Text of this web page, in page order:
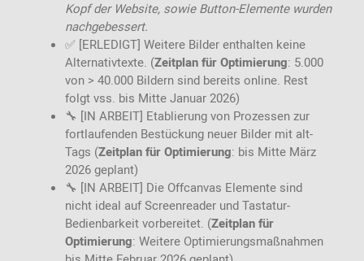
Kopf der Website, sowie Button-Elemente wurden
nachgebessert.
✅ [ERLEDIGT] Weitere Bilder enthalten keine
Alternativtexte. (Zeitplan für Optimierung: 5.000
von > 40.000 Bildern sind bereits online. Rest
folgt vss. bis Mitte Januar 2026)
🔧 [IN ARBEIT] Etablierung von Prozessen zur
fortlaufenden Bestückung neuer Bilder mit alt-
Tags (Zeitplan für Optimierung: bis Mitte März
2026 geplant)
🔧 [IN ARBEIT] Die Offcanvas Elemente sind
nicht ideal auf Screenreader und Tastatur-
Bedienbarkeit vorbereitet. (Zeitplan für
Optimierung: Weitere Optimierungsmaßnahmen